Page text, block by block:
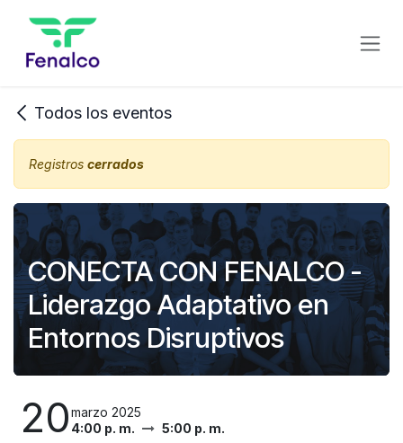
Todos los eventos
Registros cerrados
CONECTA CON FENALCO -
Liderazgo Adaptativo en
Entornos Disruptivos
20marzo 2025
4:00 p. m.
5:00 p. m.